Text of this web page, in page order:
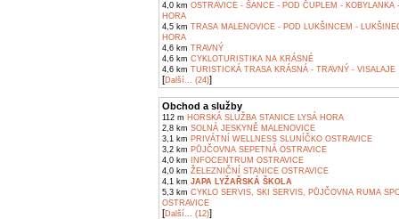
4,0 km OSTRAVICE - ŠANCE - POD ČUPLEM - KOBYLANKA
HORA
4,5 km TRASA MALENOVICE - POD LUKŠINCEM -
HORA
4,6 km TRAVNÝ
4,6 km CYKLOTURISTIKA NA KRÁSNÉ
4,6 km TURISTICKÁ TRASA KRÁSNÁ - TRAVNÝ - VISALAJE
[Další... (24)]
Obchod a služby
112 m HORSKÁ SLUŽBA STANICE LYSÁ HORA
2,8 km SOLNÁ JESKYNĚ MALENOVICE
3,1 km PRIVÁTNÍ WELLNESS SLUNÍČKO OSTRAVICE
3,2 km PŮJČOVNA SEPETNÁ OSTRAVICE
4,0 km INFOCENTRUM OSTRAVICE
4,0 km ŽELEZNIČNÍ STANICE OSTRAVICE
4,1 km JAPA LYŽAŘSKÁ ŠKOLA
5,3 km CYKLO SERVIS, SKI SERVIS, PŮJČOVNA RUMA
OSTRAVICE
[Další... (12)]